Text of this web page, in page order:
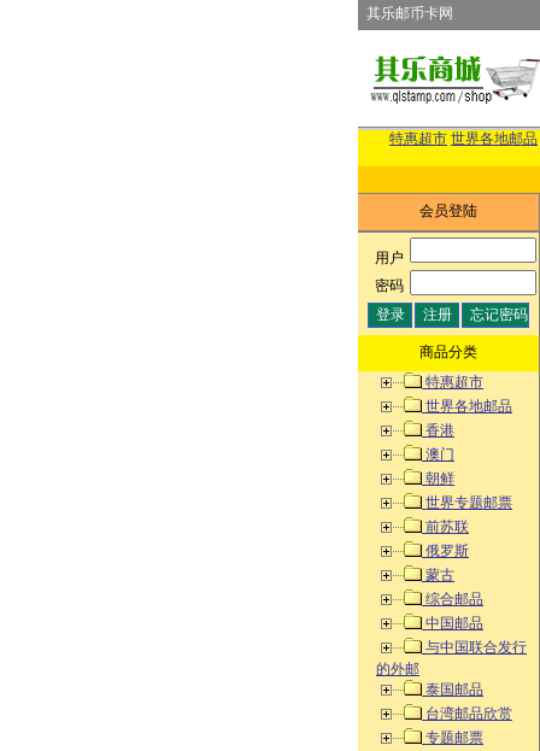
其乐邮币卡网
特惠超市 世界各地邮品
会员登陆
用户:
密码:
商品分类
特惠超市
世界各地邮品
香港
澳门
朝鲜
世界专题邮票
前苏联
俄罗斯
蒙古
综合邮品
中国邮品
与中国联合发行
的外邮
泰国邮品
台湾邮品欣赏
专题邮票